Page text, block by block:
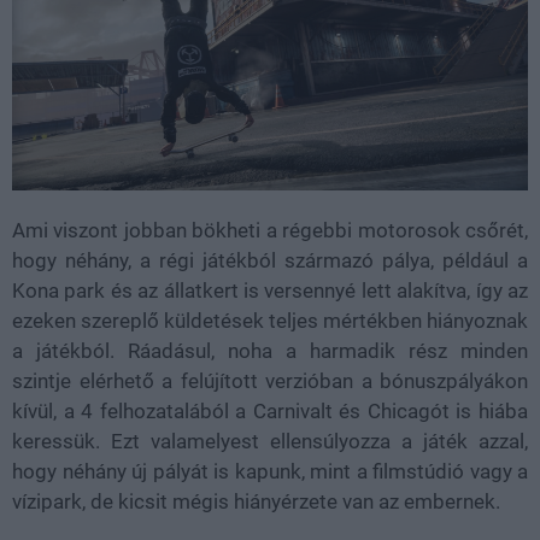
Ami viszont jobban bökheti a régebbi motorosok csőrét,
hogy néhány, a régi játékból származó pálya, például a
Kona park és az állatkert is versennyé lett alakítva, így az
ezeken szereplő küldetések teljes mértékben hiányoznak
a játékból. Ráadásul, noha a harmadik rész minden
szintje elérhető a felújított verzióban a bónuszpályákon
kívül, a 4 felhozatalából a Carnivalt és Chicagót is hiába
keressük. Ezt valamelyest ellensúlyozza a játék azzal,
hogy néhány új pályát is kapunk, mint a filmstúdió vagy a
vízipark, de kicsit mégis hiányérzete van az embernek.